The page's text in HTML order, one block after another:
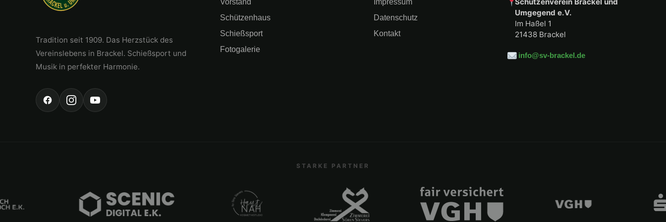
Tradition seit 1909. Das Herzstück des
Vereinslebens in Brackel. Schießsport und
Musik in perfekter Harmonie.
Vorstand
Schützenhaus
Schießsport
Fotogalerie
Impressum
Datenschutz
Kontakt
Umgegend e.V.
Im Haßel 1
21438 Brackel
info@sv-brackel.de
STARKE PARTNER